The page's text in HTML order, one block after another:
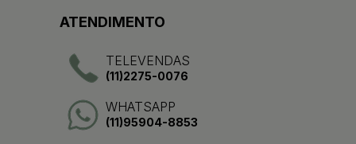
ATENDIMENTO
TELEVENDAS
(11)2275-0076
WHATSAPP
(11)95904-8853